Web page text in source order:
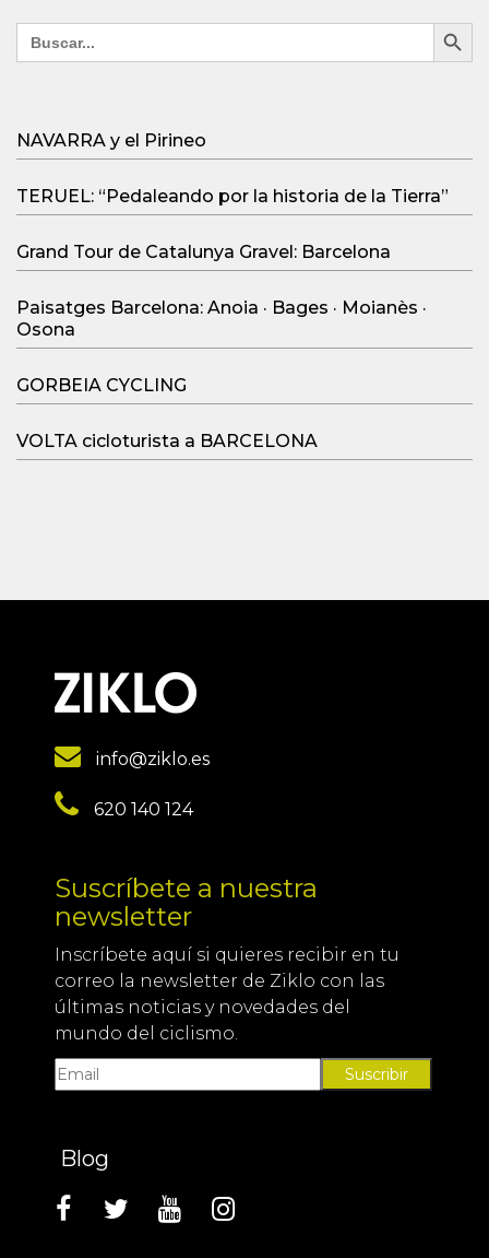
Search
for:
Search Button
NAVARRA y el Pirineo
TERUEL: “Pedaleando por la historia de la Tierra”
Grand Tour de Catalunya Gravel: Barcelona
Paisatges Barcelona: Anoia · Bages · Moianès ·
Osona
GORBEIA CYCLING
VOLTA cicloturista a BARCELONA
info@ziklo.es
620 140 124
Suscríbete a nuestra
newsletter
Inscríbete aquí si quieres recibir en tu
correo la newsletter de Ziklo con las
últimas noticias y novedades del
mundo del ciclismo.
Suscribir
Blog